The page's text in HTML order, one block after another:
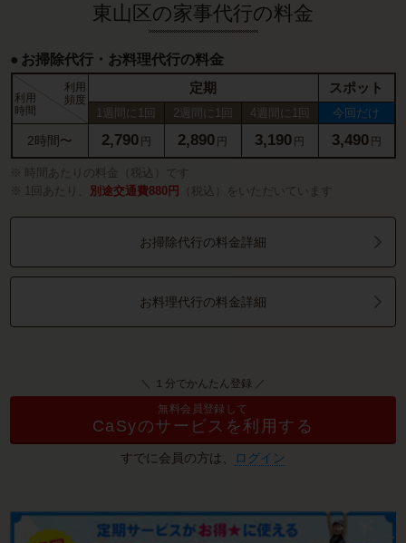
東山区の家事代行の料金
お掃除代行・お料理代行の料金
利用
時間
利用
頻度
定期 スポット
1週間に1回 2週間に1回 4週間に1回 今回だけ
2時間〜 2,790 円 2,890 円 3,190 円 3,490 円
時間あたりの料金（税込）です
1回あたり、
別途交通費880円 （税込）をいただいています
お掃除代行の料金詳細
お料理代行の料金詳細
＼ １分でかんたん登録 ／
無料会員登録して
CaSyのサービスを利用する
すでに会員の方は、 ログイン